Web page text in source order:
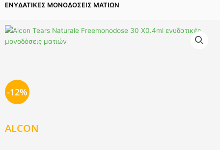
ΕΝΥΔΑΤΙΚΈΣ ΜΟΝΟΔΌΣΕΙΣ ΜΑΤΙΏΝ
-12%
ALCON